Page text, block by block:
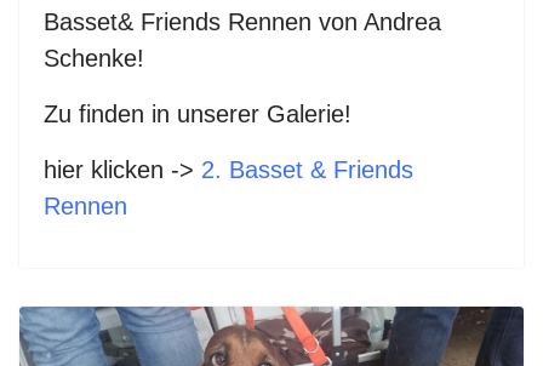
Basset& Friends Rennen von Andrea
Schenke!
Zu finden in unserer Galerie!
hier klicken -> 2. Basset & Friends
Rennen